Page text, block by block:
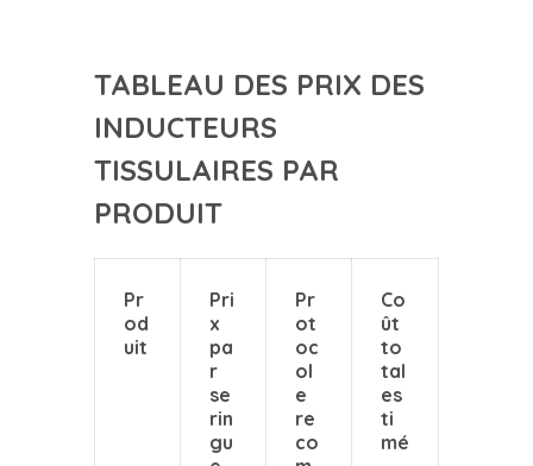
TABLEAU DES PRIX DES
INDUCTEURS
TISSULAIRES PAR
PRODUIT
Pr
od
uit
Pri
x
pa
r
se
rin
gu
Pr
ot
oc
ol
e
re
co
Co
ût
to
tal
es
ti
mé